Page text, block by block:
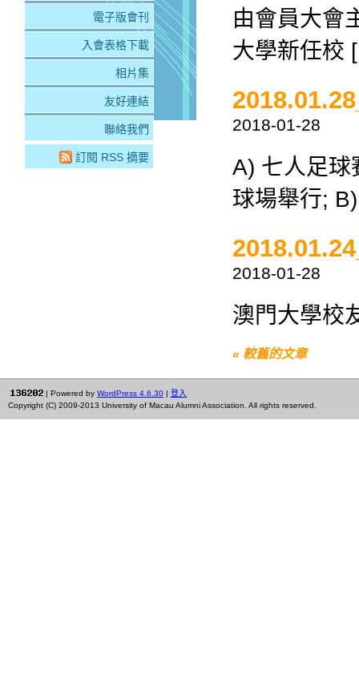
由會員大會
大學新任校
2018-01-28
A) 七人足球
球場舉行;
2018-01-28
澳門大學校
« 較舊的文章
電子版會刊
入會表格下載
相片集
友好連結
聯絡我們
訂閱 RSS 摘要
| Powered by WordPress 4.6.30
登入
Copyright (C) 2009-2013 University of Macau Alumni Association. All rights reserved.